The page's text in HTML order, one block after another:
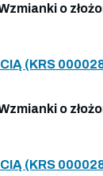
o
(KRS
o
(KRS